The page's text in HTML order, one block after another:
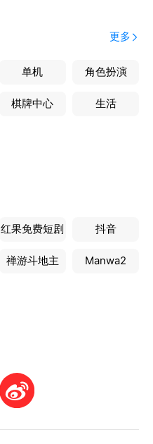
更多
单机 角色扮演
棋牌中心 生活
红果免费短剧 抖音
禅游斗地主 Manwa2